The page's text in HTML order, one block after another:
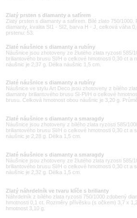
Zlatý prsten s diamanty a safírem
Zlatý prsten s diamanty a safírem. Bílé zlato 750/
diamanty, kvalita SI1 - SI2, barva H - J, celková váha
prstenu: 53.
Zlaté náušnice s diamanty a rubíny
Náušnice jsou zhotoveny ze žlutého zlata ryzosti 585/
briliantového brusu SI/H o celkové hmotnosti 0,30 ct a
náušnic je 2,37 g. Délka náušnic 1,5 cm.
Zlaté náušnice s diamanty a rubíny
Náušnice ve stylu Art Deco jsou zhotoveny z bílého
diamanty briliantového brusu SI-PI/H o celkové
brusu. Celková hmotnost obou náušnic je 3,20 g.
Zlaté náušnice s diamanty a smaragdy
Náušnice jsou zhotoveny z bílého zlata ryzosti 585/
briliantového brusu SI/H o celkové hmotnosti 0,30 ct a
náušnic je 2,28 g. Délka 1,5 cm.
Zlaté náušnice s diamanty a smaragdy
Náušnice jsou zhotoveny ze žlutého zlata ryzosti 585/
briliantového brusu SI/H o celkové hmotnosti 0,30 ct a
náušnic je 2,32 g. Délka 1,5 cm.
Zlatý náhrdelník ve tvaru klíče s brilianty
Náhrdelník z bílého zlata ryzosti 750/1000 zdobený
hmotnosti 0,1 ct. Rozměry přívěsku (s očkem) 3,7 x
hmotnost 3,10 g.